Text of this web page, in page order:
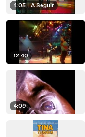
4:05 | A Seguir
12:40
4:09